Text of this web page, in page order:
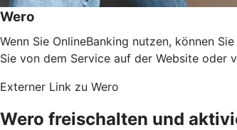
Wero
Wenn Sie OnlineBanking nutzen, können
Sie von dem Service auf der Website oder
Externer Link zu Wero
Wero freischalten und